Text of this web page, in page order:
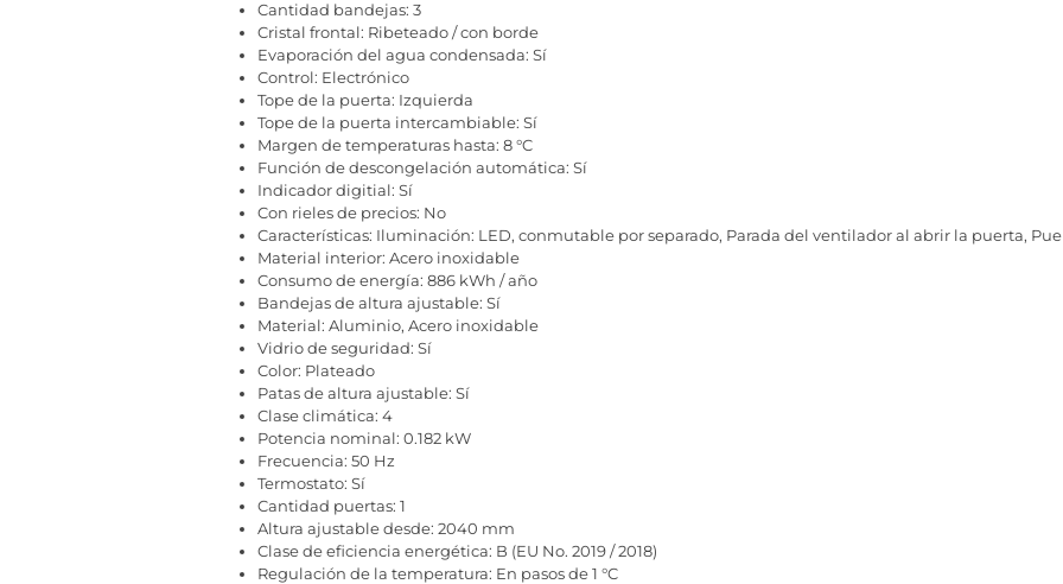
Cantidad bandejas: 3
Cristal frontal: Ribeteado / con borde
Evaporación del agua condensada: Sí
Control: Electrónico
Tope de la puerta: Izquierda
Tope de la puerta intercambiable: Sí
Margen de temperaturas hasta: 8 °C
Función de descongelación automática: Sí
Indicador digitial: Sí
Con rieles de precios: No
Características: Iluminación: LED, conmutable por separado, Parada del ventilador al abrir la puerta,
Material interior: Acero inoxidable
Consumo de energía: 886 kWh / año
Bandejas de altura ajustable: Sí
Material: Aluminio, Acero inoxidable
Vidrio de seguridad: Sí
Color: Plateado
Patas de altura ajustable: Sí
Clase climática: 4
Potencia nominal: 0.182 kW
Frecuencia: 50 Hz
Termostato: Sí
Cantidad puertas: 1
Altura ajustable desde: 2040 mm
Clase de eficiencia energética: B (EU No. 2019 / 2018)
Regulación de la temperatura: En pasos de 1 °C